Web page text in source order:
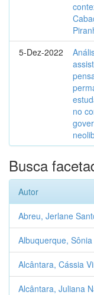
5-Dez-2022
no
Busca
Autor
Abreu, Jerlane
Albuquerque,
Alcântara, Cássia
Alcântara, Juliana